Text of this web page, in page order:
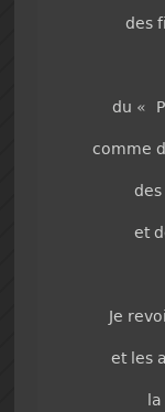
des
du «
comme
et
Je
et les